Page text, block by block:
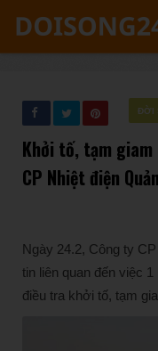
ĐỜI
Khởi tố, tạm giam
CP Nhiệt điện
Ngày 24.2, Công ty
tin liên quan đến việc
điều tra khởi tố, tạm